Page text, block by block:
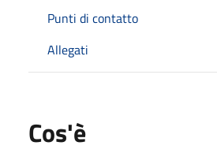
Punti di contatto
Allegati
Cos'è